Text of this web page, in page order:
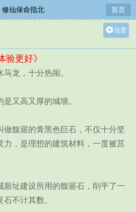
修仙保命指北 首页
设置
验更好》
龙，十分热闹。
又高又厚的城墙。
馥寤的青黑色巨石，不仅十分坚
力，是理想的建筑材料，一度被莒
址建设所用的馥寤石，削平了一
不计其数。